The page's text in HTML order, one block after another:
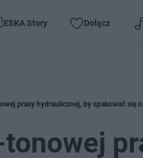
ESKA Story Dołącz
prasy hydraulicznej, by spakować się